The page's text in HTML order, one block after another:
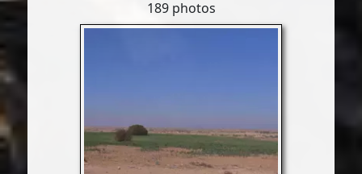
189 photos